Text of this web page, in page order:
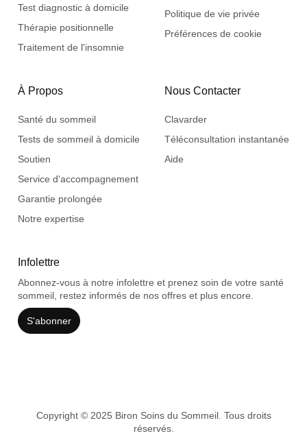
Test diagnostic à domicile
Thérapie positionnelle
Traitement de l'insomnie
Politique de vie privée
Préférences de cookie
À Propos
Santé du sommeil
Tests de sommeil à domicile
Soutien
Service d'accompagnement
Garantie prolongée
Notre expertise
Nous Contacter
Clavarder
Téléconsultation instantanée
Aide
Infolettre
Abonnez-vous à notre infolettre et prenez soin de votre santé
sommeil, restez informés de nos offres et plus encore.
S'abonner
Copyright © 2025 Biron Soins du Sommeil. Tous droits
réservés.